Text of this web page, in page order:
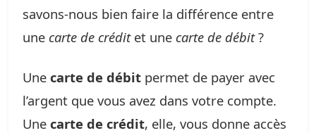
savons-nous bien faire la différence entre
une carte de créditet une carte de débit?
Une carte de débit permet de payer avec
l’argent que vous avez dans votre compte.
Une carte de crédit, elle, vous donne accès